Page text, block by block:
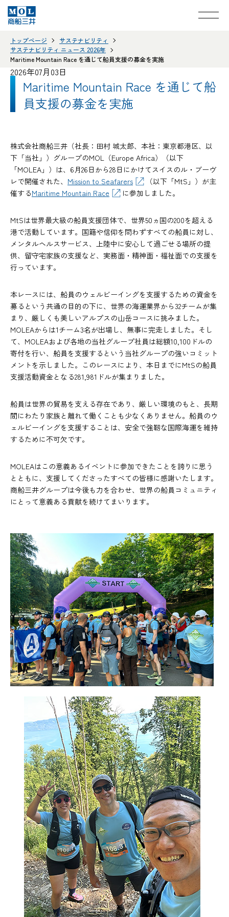
トップページ
サステナビリティ
サステナビリティ ニュース 2026年
Maritime Mountain Race を通じて船員支援の募金を実施
2026年07月03日
Maritime Mountain Race を通じて船
員支援の募金を実施
株式会社商船三井（社長：田村 城太郎、本社：東京都港区、以
下「当社」）グループのMOL（Europe Africa）（以下
「MOLEA」）は、6月26日から28日にかけてスイスのル・ブーヴ
レで開催された、 Mission to Seafarers
（以下「MtS」）が主
催するMaritime Mountain Race に参加しました。
MtSは世界最大級の船員支援団体で、世界50ヵ国の200を超える
港で活動しています。国籍や信仰を問わずすべての船員に対し、
メンタルヘルスサービス、上陸中に安心して過ごせる場所の提
供、留守宅家族の支援など、実務面・精神面・福祉面での支援を
行っています。
本レースには、船員のウェルビーイングを支援するための資金を
募るという共通の目的の下に、世界の海運業界から32チームが集
まり、厳しくも美しいアルプスの山岳コースに挑みました。
MOLEAからは1チーム3名が出場し、無事に完走しました。そし
て、MOLEAおよび各地の当社グループ社員は総額10,100ドルの
寄付を行い、船員を支援するという当社グループの強いコミット
メントを示しました。このレースにより、本日までにMtSの船員
支援活動資金となる281,981ドルが集まりました。
船員は世界の貿易を支える存在であり、厳しい環境のもと、長期
間にわたり家族と離れて働くことも少なくありません。船員のウ
ェルビーイングを支援することは、安全で強靭な国際海運を維持
するために不可欠です。
MOLEAはこの意義あるイベントに参加できたことを誇りに思う
とともに、支援してくださったすべての皆様に感謝いたします。
商船三井グループは今後も力を合わせ、世界の船員コミュニティ
にとって意義ある貢献を続けてまいります。